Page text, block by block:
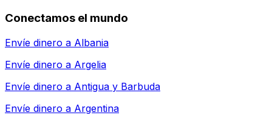
Conectamos el mundo
Envíe dinero a Albania
Envíe dinero a Argelia
Envíe dinero a Antigua y Barbuda
Envíe dinero a Argentina